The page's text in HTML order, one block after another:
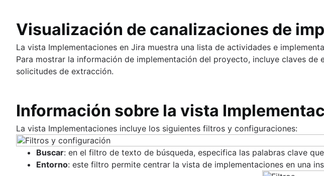
Visualización de canalizaciones de
La vista Implementaciones en Jira muestra una lista de actividades e
Para mostrar la información de implementación del proyecto, incluye claves
solicitudes de extracción.
Información sobre la vista
La vista Implementaciones incluye los siguientes filtros y configuraciones:
Buscar: en el filtro de texto de búsqueda, especifica las palabras clave
Entorno: este filtro permite centrar la vista de implementaciones en una